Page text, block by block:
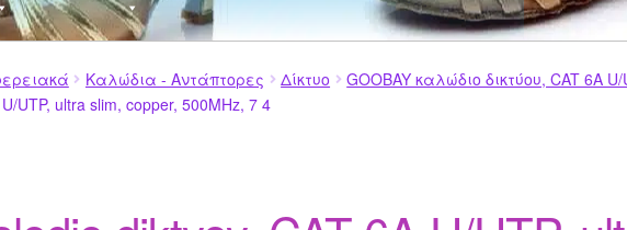
Καλώδια - Αντάπτορες Δίκτυο
GOOBAY καλώδιο δικτύου, CAT 6A
UTP, ultra slim, copper, 500MHz, 7 4